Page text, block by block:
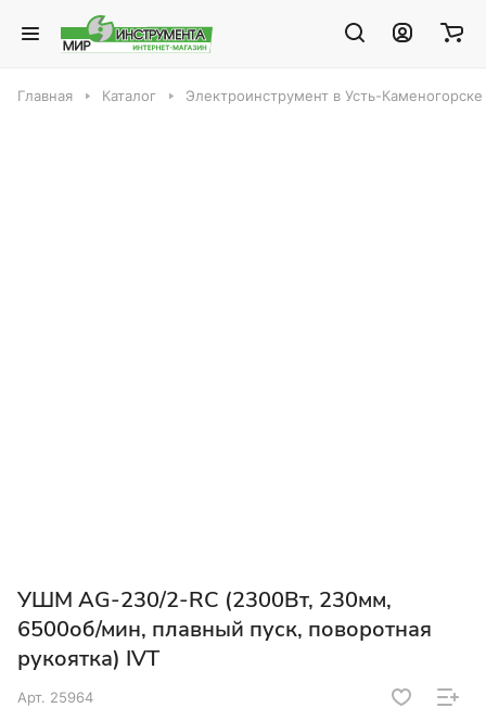
Главная Каталог Электроинструмент в Усть-Каменогорске
УШМ AG-230/2-RC (2300Вт, 230мм,
6500об/мин, плавный пуск, поворотная
рукоятка) IVT
Арт. 25964